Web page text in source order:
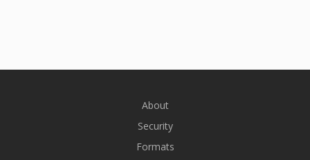
About
Security
Formats